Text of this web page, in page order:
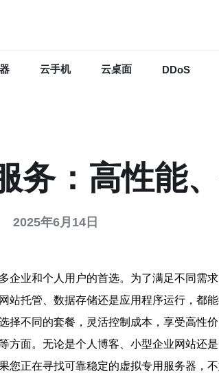
云手机 云桌面 DDoS
务：高性能
2025年6月14日
业和个人用户的首选。为了满足不同需
托管、数据存储还是应用程序运行，都
不同的套餐，灵活控制成本，享受高性价
面。无论是个人博客、小型企业网站还
正在寻找可靠稳定的虚拟专用服务器，